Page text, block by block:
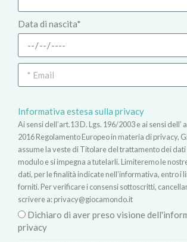
Data di nascita*
Informativa estesa sulla privacy
Ai sensi dell’art.13 D. Lgs. 196/2003 e ai sensi dell’
2016 Regolamento Europeo in materia di privacy,
assume la veste di Titolare del trattamento dei dati
modulo e si impegna a tutelarli. Limiteremo le
dati, per le finalità indicate nell’informativa, entro i
forniti. Per verificare i consensi sottoscritti,
scrivere a:privacy@giocamondo.it
Dichiaro di aver preso visione
privacy